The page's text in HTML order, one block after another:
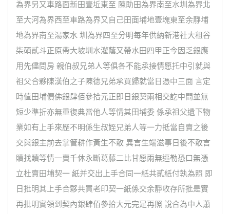
為界另又車路面新田壹坵東至 陳助田為界南至水圳為界北
至大河為界西至車路為界又自己田面埔地壹塊東至余靜埔
地為界南至湯家水 圳為界四至分明每年供納新港社大租谷
柒碩貳斗正原帶大坡圳水灌蔭又帶水田四甲正今因乏銀應
用先儘問房 親伯叔兄弟人等俱各不能承接情愿托中引就與
祖父合夥陳漢伯之子陳德兄弟承買歸就當日憑中三面 言定
時值田埔價佛銀肆佰參拾元正即日銀契兩相交訖中間並無
短少準折亦無重復典當他人等情其田埔委 係承祖父遺下物
業如有上手來歷不明係生叔姪兄弟人等一力抵當自賣之後
交與銀主前去掌管耕作黃生不敢 異言生端滋事日後不敢言
贖找贖等情一賣千休永斷葛藤二比甘愿兩無逼勒恐口無憑
立杜賣田埔契一 紙并交出上手合同一紙共貳紙付執為照 即
日批明其上手合夥共買老印契一紙係交余靜收存所批是實
再批明實領到契內銀肆佰參拾大元完足再照 說合為中人蕭